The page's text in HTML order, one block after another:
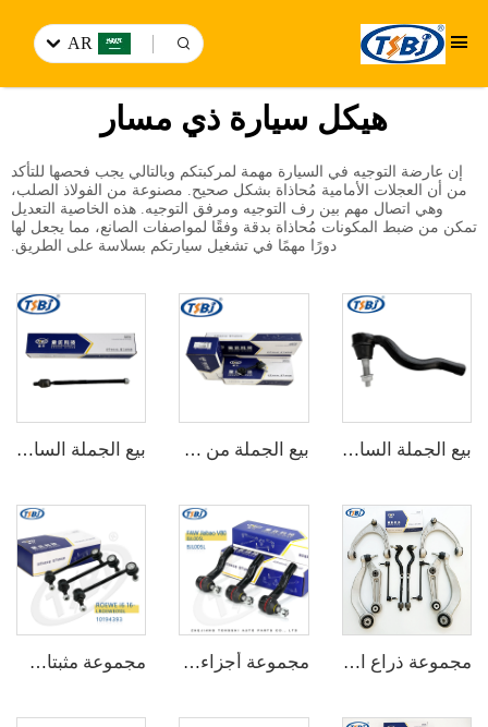
AR
هيكل سيارة ذي مسار
إن عارضة التوجيه في السيارة مهمة لمركبتكم وبالتالي يجب فحصها للتأكد
من أن العجلات الأمامية مُحاذاة بشكل صحيح. مصنوعة من الفولاذ الصلب،
وهي اتصال مهم بين رف التوجيه ومرفق التوجيه. هذه الخاصية التعديل
تمكن من ضبط المكونات مُحاذاة بدقة وفقًا لمواصفات الصانع، مما يجعل لها
دورًا مهمًا في تشغيل سيارتكم بسلاسة على الطريق.
بيع الجملة الساخن من المصنع مجموعة كاملة من أجزاء هيكل السيارة مثل نهاية ذراع الاتصال لسيارات جيب جراند شيروكي 11 رقم الأصلي: 68069646AB بيع الجملة من المصنع مجموعات كاملة من أجزاء الهيكل السفلي للسيارات مثل رابط التوازن الخلفي لمازدا 6(GG) OE:GJ6A-28-170 بيع الجملة الساخن في المصنع مجموعة كاملة من أجزاء هيكل السيارة مثل نهاية الرف لسيارات شيفروليه كروز 1.5 رقم الأصلي: 22923846
مجموعة ذراع التحكم من قطع الغيار الأصلية للمصنع لسيارات كاديلاك CT6 OE 84008403 84008404 22927228 22927229 22927215 مجموعة أجزاء سيارات ذات جودة عالية مثل نهاية ذراع الاتصال R لسيارة هونغتشي H5 OE:TSB-HQ-001R مجموعة مثبتات خلفية ذات جودة عالية بالجملة لسيارات بورش 911 الأصلي: 99733306906 99733307006